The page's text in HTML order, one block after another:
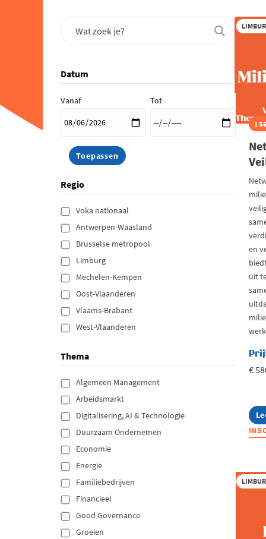
Datum
Vanaf Tot
Regio
Voka nationaal
Antwerpen-Waasland
Brusselse metropool
Limburg
Mechelen-Kempen
Oost-Vlaanderen
Vlaams-Brabant
West-Vlaanderen
Thema
Algemeen Management
Arbeidsmarkt
Digitalisering, AI & Technologie
Duurzaam Ondernemen
Economie
Energie
Familiebedrijven
Financieel
Good Governance
Groeien
1
en
uit
€